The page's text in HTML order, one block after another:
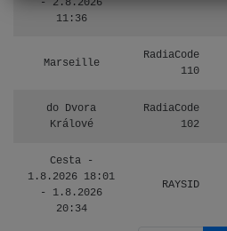
- 2.8.2026
11:36
Marseille
RadiaCode
110
do Dvora
Králové
RadiaCode
102
Cesta -
1.8.2026 18:01
- 1.8.2026
20:34
RAYSID